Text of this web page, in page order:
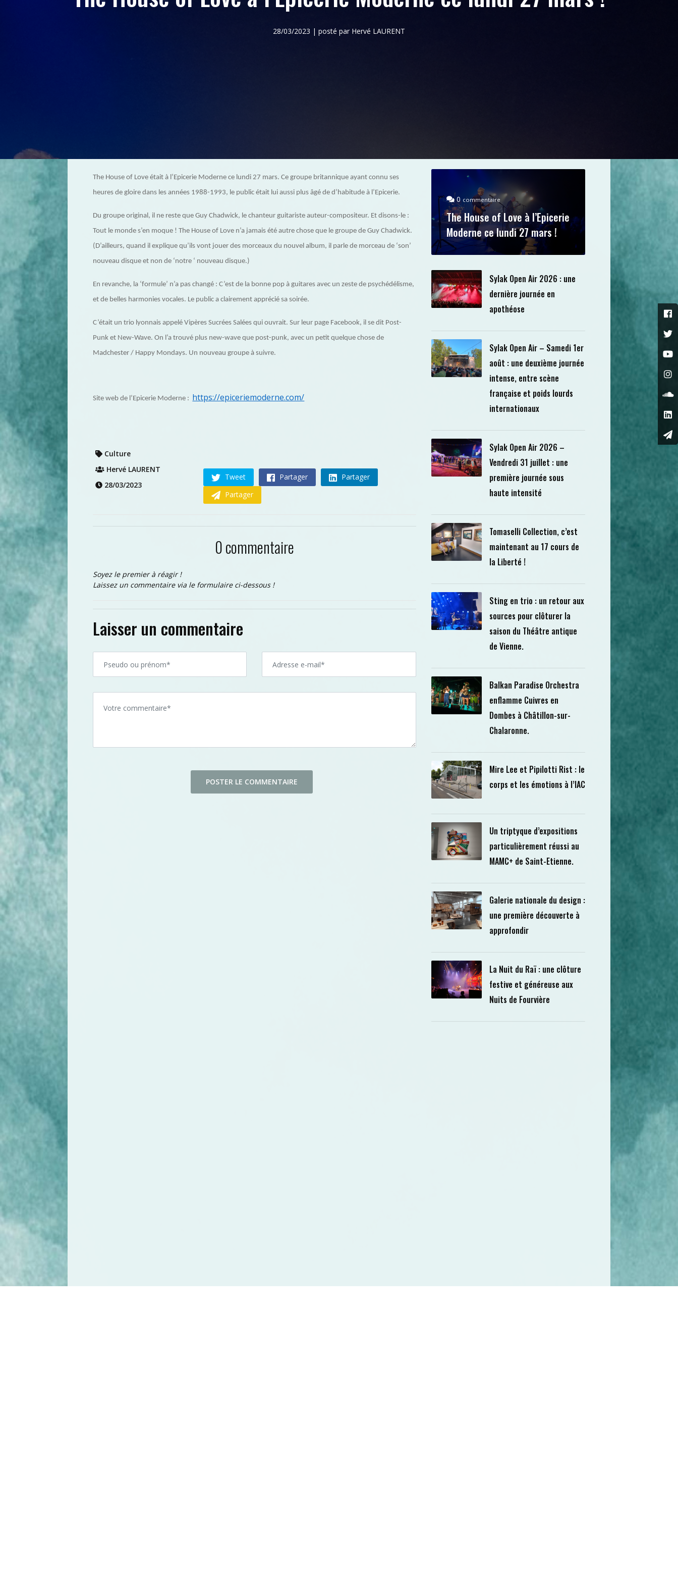
28/03/2023 | posté par Hervé LAURENT
The House of Love était à l’Epicerie Moderne ce lundi 27 mars. Ce groupe britannique ayant connu ses
heures de gloire dans les années 1988-1993, le public était lui aussi plus âgé de d’habitude à l’Epicerie.
Du groupe original, il ne reste que Guy Chadwick, le chanteur guitariste auteur-compositeur. Et disons-le :
Tout le monde s’en moque ! The House of Love n’a jamais été autre chose que le groupe de Guy Chadwick.
(D’ailleurs, quand il explique qu’ils vont jouer des morceaux du nouvel album, il parle de morceau de ‘son’
nouveau disque et non de ‘notre ‘ nouveau disque.)
En revanche, la ‘formule’ n’a pas changé : C’est de la bonne pop à guitares avec un zeste de psychédélisme,
et de belles harmonies vocales. Le public a clairement apprécié sa soirée.
C’était un trio lyonnais appelé Vipères Sucrées Salées qui ouvrait. Sur leur page Facebook, il se dit Post-
Punk et New-Wave. On l’a trouvé plus new-wave que post-punk, avec un petit quelque chose de
Madchester / Happy Mondays. Un nouveau groupe à suivre.
Site web de l’Epicerie Moderne : https://epiceriemoderne.com/
Culture
Hervé LAURENT
28/03/2023
Tweet Partager
Partager
Partager
0 commentaire
Soyez le premier à réagir !
Laissez un commentaire via le formulaire ci-dessous !
Laisser un commentaire
0 commentaire
The House of Love à l’Epicerie
Moderne ce lundi 27 mars !
Sylak Open Air 2026 : une
dernière journée en
apothéose
Sylak Open Air – Samedi 1er
août : une deuxième journée
intense, entre scène
française et poids lourds
internationaux
Sylak Open Air 2026 –
Vendredi 31 juillet : une
première journée sous
haute intensité
Tomaselli Collection, c’est
maintenant au 17 cours de
la Liberté !
Sting en trio : un retour aux
sources pour clôturer la
saison du Théâtre antique
de Vienne.
Balkan Paradise Orchestra
enflamme Cuivres en
Dombes à Châtillon-sur-
Chalaronne.
Mire Lee et Pipilotti Rist : le
corps et les émotions à l’IAC
Un triptyque d’expositions
particulièrement réussi au
MAMC+ de Saint-Etienne.
Galerie nationale du design :
une première découverte à
approfondir
La Nuit du Raï : une clôture
festive et généreuse aux
Nuits de Fourvière